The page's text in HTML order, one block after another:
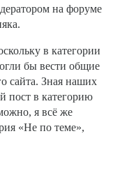
на форуме
в категории
бы вести общие
сайта. Зная наших
пост в категорию
я всё же
«Не по теме»,